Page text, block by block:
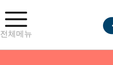
전체메뉴